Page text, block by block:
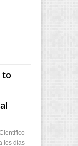
to
los días